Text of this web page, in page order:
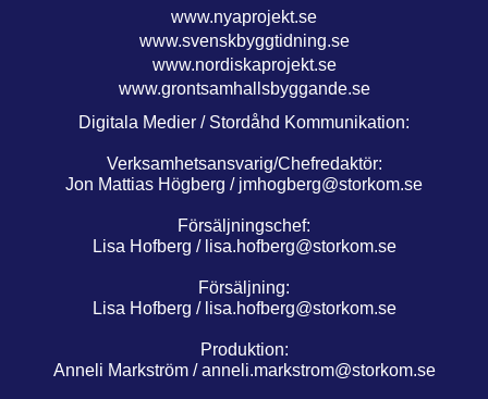
www.nyaprojekt.se
www.svenskbyggtidning.se
www.nordiskaprojekt.se
www.grontsamhallsbyggande.se
Digitala Medier / Stordåhd Kommunikation:
Verksamhetsansvarig/Chefredaktör:
Jon Mattias Högberg / jmhogberg@storkom.se
Försäljningschef:
Lisa Hofberg / lisa.hofberg@storkom.se
Försäljning:
Lisa Hofberg / lisa.hofberg@storkom.se
Produktion:
Anneli Markström / anneli.markstrom@storkom.se